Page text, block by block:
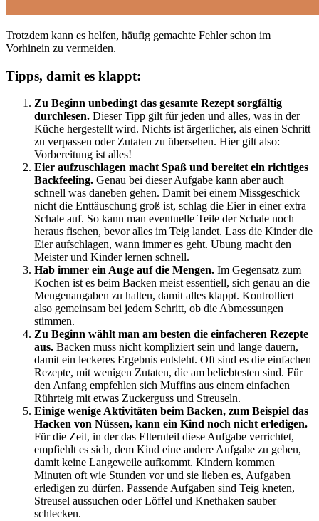
Trotzdem kann es helfen, häufig gemachte Fehler schon im
Vorhinein zu vermeiden.
Tipps, damit es klappt:
Zu Beginn unbedingt das gesamte Rezept sorgfältig
durchlesen. Dieser Tipp gilt für jeden und alles, was in der
Küche hergestellt wird. Nichts ist ärgerlicher, als einen Schritt
zu verpassen oder Zutaten zu übersehen. Hier gilt also:
Vorbereitung ist alles!
Eier aufzuschlagen macht Spaß und bereitet ein richtiges
Backfeeling. Genau bei dieser Aufgabe kann aber auch
schnell was daneben gehen. Damit bei einem Missgeschick
nicht die Enttäuschung groß ist, schlag die Eier in einer extra
Schale auf. So kann man eventuelle Teile der Schale noch
heraus fischen, bevor alles im Teig landet. Lass die Kinder die
Eier aufschlagen, wann immer es geht. Übung macht den
Meister und Kinder lernen schnell.
Hab immer ein Auge auf die Mengen. Im Gegensatz zum
Kochen ist es beim Backen meist essentiell, sich genau an die
Mengenangaben zu halten, damit alles klappt. Kontrolliert
also gemeinsam bei jedem Schritt, ob die Abmessungen
stimmen.
Zu Beginn wählt man am besten die einfacheren Rezepte
aus. Backen muss nicht kompliziert sein und lange dauern,
damit ein leckeres Ergebnis entsteht. Oft sind es die einfachen
Rezepte, mit wenigen Zutaten, die am beliebtesten sind. Für
den Anfang empfehlen sich Muffins aus einem einfachen
Rührteig mit etwas Zuckerguss und Streuseln.
Einige wenige Aktivitäten beim Backen, zum Beispiel das
Hacken von Nüssen, kann ein Kind noch nicht erledigen.
Für die Zeit, in der das Elternteil diese Aufgabe verrichtet,
empfiehlt es sich, dem Kind eine andere Aufgabe zu geben,
damit keine Langeweile aufkommt. Kindern kommen
Minuten oft wie Stunden vor und sie lieben es, Aufgaben
erledigen zu dürfen. Passende Aufgaben sind Teig kneten,
Streusel aussuchen oder Löffel und Knethaken sauber
schlecken.